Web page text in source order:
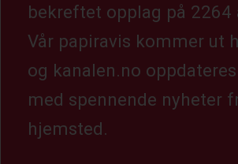
bekreftet opplag på 2264
Vår papiravis kommer ut
og kanalen.no
med spennende nyheter
hjemsted.